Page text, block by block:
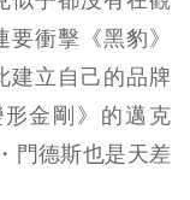
衝擊《黑豹》
建立自己的品牌
金剛》的邁克
門德斯也是天差